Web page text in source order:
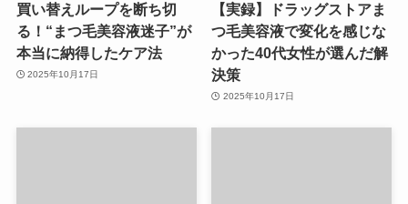
買い替えループを断ち切
る！“まつ毛美容液迷子”が
本当に納得したケア法
2025年10月17日
【実録】ドラッグストアま
つ毛美容液で変化を感じな
かった40代女性が選んだ解
決策
2025年10月17日